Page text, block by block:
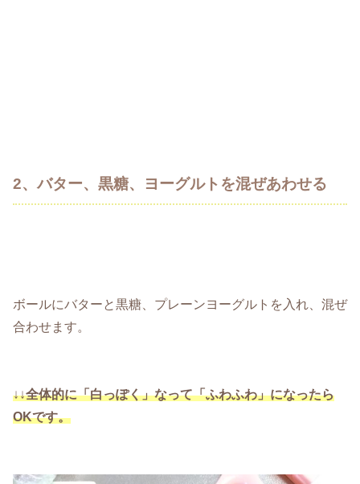
2、バター、黒糖、ヨーグルトを混ぜあわせる
ボールにバターと黒糖、プレーンヨーグルトを入れ、混ぜ
合わせます。
↓↓全体的に「白っぽく」なって「ふわふわ」になったら
OKです。